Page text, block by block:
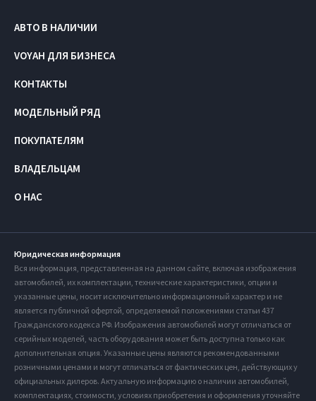
АВТО В НАЛИЧИИ
VOYAH ДЛЯ БИЗНЕСА
КОНТАКТЫ
МОДЕЛЬНЫЙ РЯД
ПОКУПАТЕЛЯМ
ВЛАДЕЛЬЦАМ
О НАС
Юридическая информация
Вся информация, представленная на данном сайте, включая изображения
автомобилей, их комплектации, технические характеристики, опции и
указанные цены, носит исключительно информационный характер и не
является публичной офертой, определяемой положениями статьи 437
Гражданского кодекса РФ. Изображения автомобилей могут отличаться от
серийных моделей, часть оборудования может быть доступна только как
дополнительная опция. Указанные цены являются рекомендованными
розничными ценами и могут отличаться от фактических цен, действующих у
официальных дилеров. Актуальную информацию о наличии автомобилей,
комплектациях, стоимости, условиях приобретения и оформления уточняйте